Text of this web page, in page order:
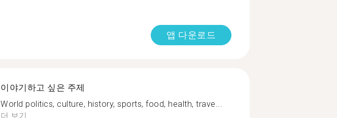
앱 다운로드
이야기하고 싶은 주제
World politics, culture, history, sports, food, health, trave...
더 보기